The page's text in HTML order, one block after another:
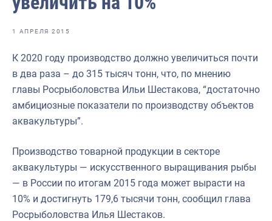
Отраслевые СМИ
Выставки и конференции
Научно-практическая литература
Рыбоохрана России
Инфографика
Большая африканская экспедиция
Укрепление духовно-нравственных ценностей
1 АПРЕЛЯ 2015
К 2020 году производство должно увеличиться почти
в два раза – до 315 тысяч тонн, что, по мнению
главы Росрыболовства Ильи Шестакова, “достаточно
амбициозные показатели по производству объектов
аквакультуры”.
Производство товарной продукции в секторе
аквакультуры — искусственного выращивания рыбы
— в России по итогам 2015 года может вырасти на
10% и достигнуть 179,6 тысячи тонн, сообщил глава
Росрыболовства Илья Шестаков.